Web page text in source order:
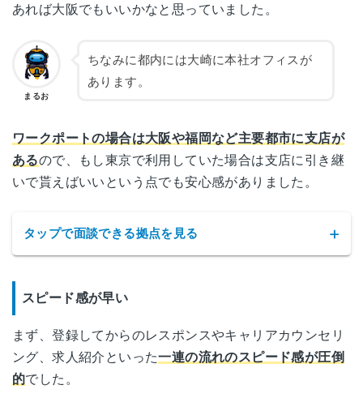
あれば大阪でもいいかなと思っていました。
まるお
ちなみに都内には大崎に本社オフィスが
あります。
ワークポートの場合は大阪や福岡など主要都市に支店が
あるので、もし東京で利用していた場合は支店に引き継
いで貰えばいいという点でも安心感がありました。
タップで面談できる拠点を見る
ワークポートの拠点
札幌
北海道札幌市北区北6条西1-4-2
ファーストプラザビル 2F
スピード感が早い
まず、登録してからのレスポンスやキャリアカウンセリ
ング、求人紹介といった一連の流れのスピード感が圧倒
的でした。